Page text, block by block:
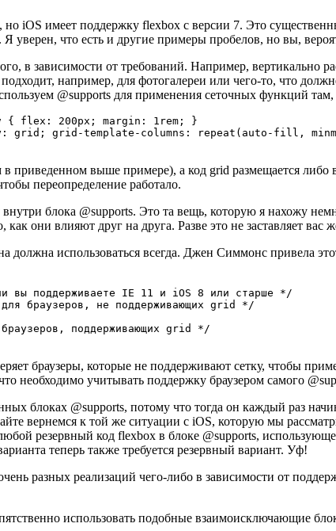
iOS имеет поддержку flexbox с версии 7. Это
уверен, что есть и другие примеры пробелов, но вы,
в зависимости от требований. Например,
например, для фотогалереи или чего-то, что
@supports для применения сеточных функций
flex: 200px; margin: 1rem; }
grid; grid-template-columns: repeat(auto-fill,
приведенном выше примере), а код grid размещается
переопределение работало.
блока @supports. Это та вещь, которую я нахожу
они влияют друг на друга. Разве это не заставляет
должна использоваться всегда. Джен Симмонс привела
вы поддерживаете IE 11 и iOS 8 или старше */
браузеров, не поддерживающих grid */
поддерживающих grid */
браузеры, которые не поддерживают сетку, чтобы
необходимо учитывать поддержку браузером самого
блоках @supports, потому что тогда он каждый раз
вернемся к той же ситуации с iOS, которую мы
резервный код flexbox в блоке @supports,
теперь также требуется резервный вариант. Уф!
разных реализаций чего-либо в зависимости от
использовать подобные взаимоисключающие